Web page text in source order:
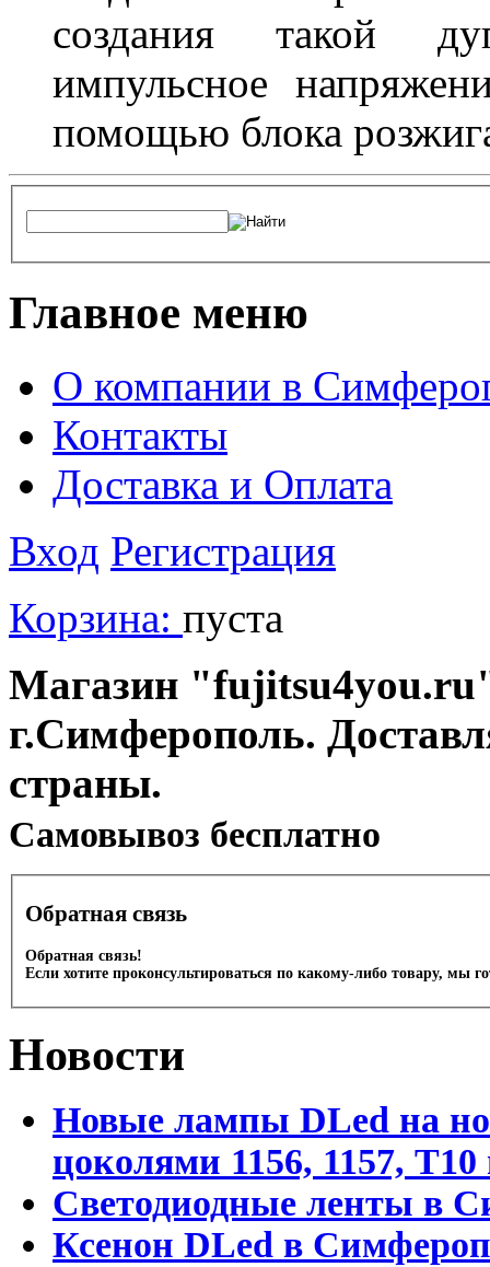
создания такой
импульсное
помощью блока
Главное меню
О компании в
Контакты
Доставка и Оплата
Вход Регистрация
Корзина: пуста
Магазин
г.Симферополь.
страны.
Cамовывоз бесплатно
Обратная связь
Обратная связь!
Если хотите проконсультироваться по какому-либо товару, мы
Новости
Новые лампы DLed на
цоколями 1156, 1157,
Светодиодные ленты в
Ксенон DLed в